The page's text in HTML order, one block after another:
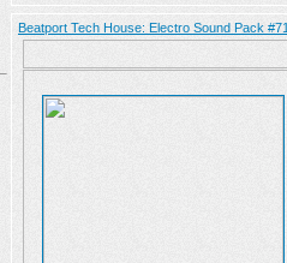
Beatport Tech House: Electro Sound Pack